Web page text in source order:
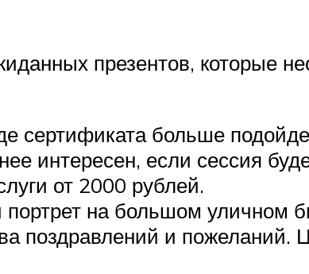
презентов, которые
сертификата больше
интересен, если сессия
от 2000 рублей.
на большом уличном
поздравлений и пожеланий.